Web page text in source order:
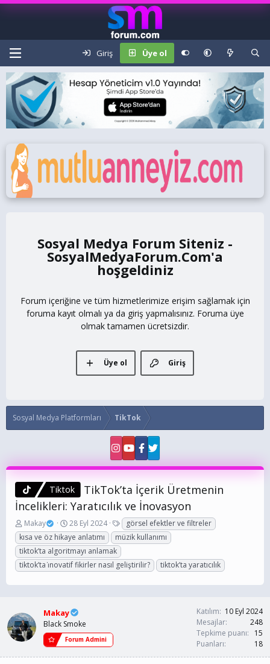
Giriş Üye ol
Sosyal Medya Forum Siteniz -
SosyalMedyaForum.Com
Forum içeriğine ve tüm hizmetlerimize erişim sağlamak için
foruma kayıt olmalı ya da giriş yapmalısınız. Foruma üye
olmak tamamen ücretsizdir.
Giriş
Üye ol
Sosyal Medya Platformları TikTok
Tiktok
TikTok’ta İçerik Üretmenin
İncelikleri: Yaratıcılık ve İnovasyon
K
o
n
b
u
u
ş
l
a
Makay
B
a
ş
l
a
g
ç
a
r
28 Eyl 2024
E
t
i
e
l
görsel efektler ve filtreler
kısa ve öz hikaye anlatımı
müzik kullanımı
tiktok’ta algoritmayı anlamak
tiktok’ta i̇novatif fikirler nasıl geliştirilir?
tiktok’ta yaratıcılık
Makay
Black Smoke
Forum Admini
Katılım
10 Eyl 2024
Mesajlar
248
Tepkime puanı
15
Puanları
18